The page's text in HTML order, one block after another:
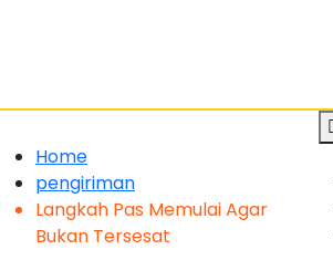
Home
pengiriman
Langkah Pas Memulai Agar
Bukan Tersesat